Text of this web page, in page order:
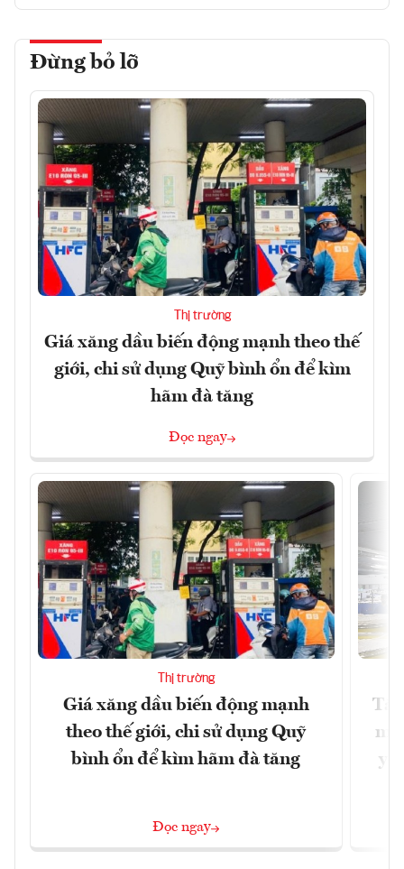
Đừng bỏ lỡ
Thị trường
Giá xăng dầu biến động mạnh theo thế
giới, chi sử dụng Quỹ bình ổn để kìm
hãm đà tăng
Đọc ngay
Thị trường
Giá xăng dầu biến động mạnh
theo thế giới, chi sử dụng Quỹ
bình ổn để kìm hãm đà tăng
Đọc ngay